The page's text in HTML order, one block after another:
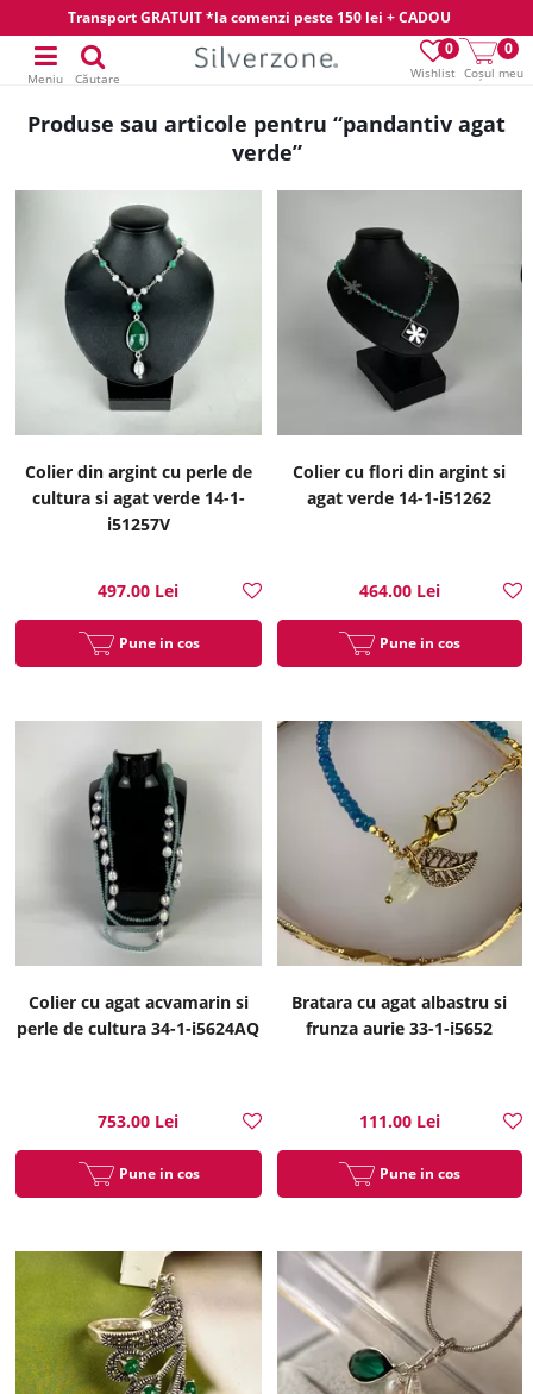
Transport GRATUIT *la comenzi peste 150 lei + CADOU
Wishlist
0
Coșul meu
0
Meniu Căutare
Produse sau articole pentru “pandantiv agat
verde”
Colier din argint cu perle de
cultura si agat verde 14-1-
i51257V
497.00 Lei
Pune in cos
Colier cu flori din argint si
agat verde 14-1-i51262
464.00 Lei
Pune in cos
Colier cu agat acvamarin si
perle de cultura 34-1-i5624AQ
753.00 Lei
Pune in cos
Bratara cu agat albastru si
frunza aurie 33-1-i5652
111.00 Lei
Pune in cos